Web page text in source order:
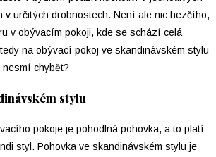
v určitých drobnostech. Není ale nic hezčího,
v obývacím pokoji, kde se schází celá
na obývací pokoj ve skandinávském stylu
nesmí chybět?
stylu
pokoje je pohodlná pohovka, a to platí
styl. Pohovka ve skandinávském stylu je